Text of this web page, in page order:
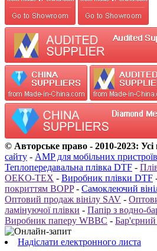
© Авторське право - 2010-2023:
сайту - AMP для мобільних пристроїв
Теплопередавальна плівка DTF -
OEKO-TEX - Виробник плівки DTF
покриттям BOPP- Самоклеючий
Оптовий продаж вінілу SAV -
ламінуючої плівки - Папір з водно-
Виробник паперу WBBC - Бар'єрний
Надіслати електронного листа